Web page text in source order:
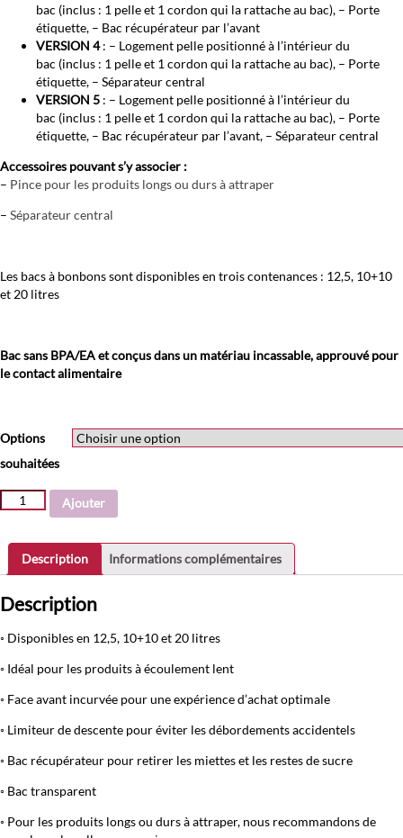
bac (inclus : 1 pelle et 1 cordon qui la rattache au bac), – Porte
étiquette, – Bac récupérateur par l’avant
VERSION 4: – Logement pelle positionné à l’intérieur du
bac (inclus : 1 pelle et 1 cordon qui la rattache au bac), – Porte
étiquette, – Séparateur central
VERSION 5 : – Logement pelle positionné à l’intérieur du
bac (inclus : 1 pelle et 1 cordon qui la rattache au bac), – Porte
étiquette, – Bac récupérateur par l’avant, – Séparateur central
Accessoires pouvant s’y associer :
– Pince pour les produits longs ou durs à attraper
– Séparateur central
Les bacs à bonbons sont disponibles en trois contenances : 12,5, 10+10
et 20 litres
Bac sans BPA/EA et conçus dans un matériau incassable, approuvé pour
le contact alimentaire
Options
souhaitées
quantité
bonbon
L
Ajouter
Description Informations complémentaires
Description
◦ Disponibles en 12,5, 10+10 et 20 litres
◦ Idéal pour les produits à écoulement lent
◦ Face avant incurvée pour une expérience d’achat optimale
◦ Limiteur de descente pour éviter les débordements accidentels
◦ Bac récupérateur pour retirer les miettes et les restes de sucre
◦ Bac transparent
◦ Pour les produits longs ou durs à attraper, nous recommandons de